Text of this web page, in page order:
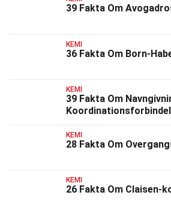
39 Fakta Om
KEMI
36 Fakta Om Born-
KEMI
39 Fakta Om
KEMI
28 Fakta Om
KEMI
26 Fakta Om Claisen-